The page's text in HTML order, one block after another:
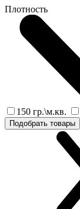
Плотность
150 гр.\м.кв.
Подобрать товары